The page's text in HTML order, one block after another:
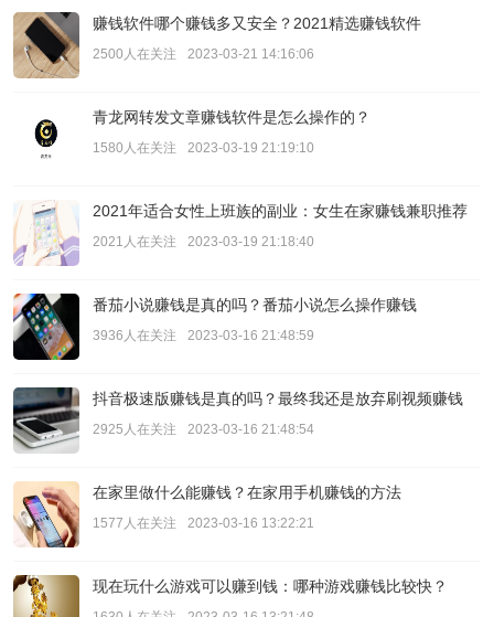
赚钱软件哪个赚钱多又安全？2021精选赚钱软件
2500人在关注 2023-03-21 14:16:06
青龙网转发文章赚钱软件是怎么操作的？
1580人在关注 2023-03-19 21:19:10
2021年适合女性上班族的副业：女生在家赚钱兼职推荐
2021人在关注 2023-03-19 21:18:40
番茄小说赚钱是真的吗？番茄小说怎么操作赚钱
3936人在关注 2023-03-16 21:48:59
抖音极速版赚钱是真的吗？最终我还是放弃刷视频赚钱
2925人在关注 2023-03-16 21:48:54
在家里做什么能赚钱？在家用手机赚钱的方法
1577人在关注 2023-03-16 13:22:21
现在玩什么游戏可以赚到钱：哪种游戏赚钱比较快？